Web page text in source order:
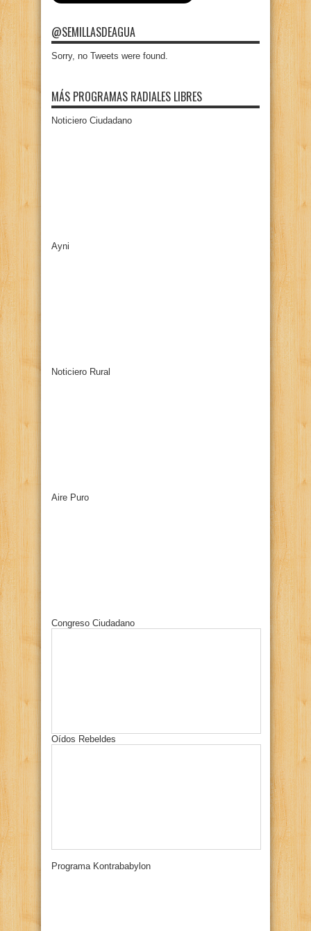
@SEMILLASDEAGUA
Sorry, no Tweets were found.
MÁS PROGRAMAS RADIALES LIBRES
Noticiero Ciudadano
Ayni
Noticiero Rural
Aire Puro
Congreso Ciudadano
Oídos Rebeldes
Programa Kontrababylon